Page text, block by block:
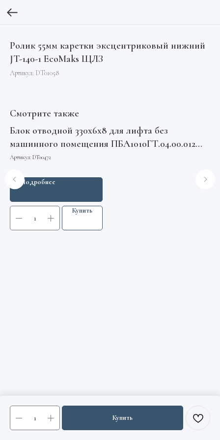
Ролик 55мм каретки эксцентриковый нижний
JT-140-1 EcoMaks ЩЛЗ
Артикул: DT01058
Купить
Смотрите также
Блок отводной 330х6х8 для лифта без
машинного помещения ПБА1010ГТ.04.00.012
МЛЗ
Артикул: DT00472
Подробнее
Купить